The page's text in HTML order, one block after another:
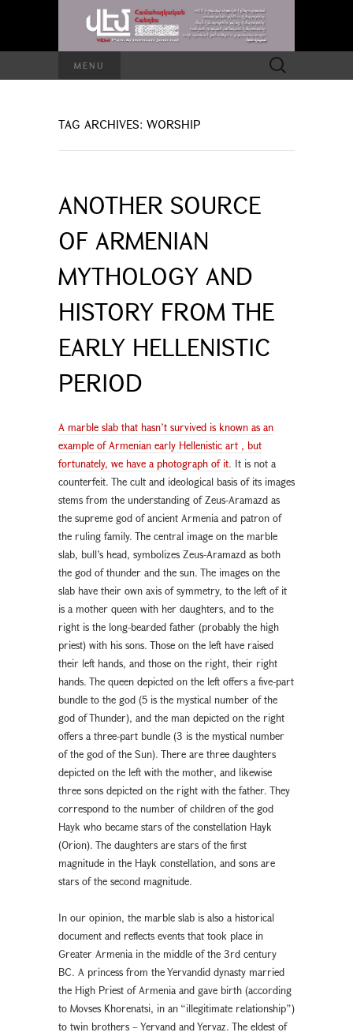
MENU
Search
for:
TAG ARCHIVES: WORSHIP
ANOTHER SOURCE
OF ARMENIAN
MYTHOLOGY AND
HISTORY FROM THE
EARLY HELLENISTIC
PERIOD
A marble slab that hasn’t survived is known as an
example of Armenian early Hellenistic art , but
fortunately, we have a photograph of it. It is not a
counterfeit. The cult and ideological basis of its images
stems from the understanding of Zeus-Aramazd as
the supreme god of ancient Armenia and patron of
the ruling family. The central image on the marble
slab, bull’s head, symbolizes Zeus-Aramazd as both
the god of thunder and the sun. The images on the
slab have their own axis of symmetry, to the left of it
is a mother queen with her daughters, and to the
right is the long-bearded father (probably the high
priest) with his sons. Those on the left have raised
their left hands, and those on the right, their right
hands. The queen depicted on the left offers a five-part
bundle to the god (5 is the mystical number of the
god of Thunder), and the man depicted on the right
offers a three-part bundle (3 is the mystical number
of the god of the Sun). There are three daughters
depicted on the left with the mother, and likewise
three sons depicted on the right with the father. They
correspond to the number of children of the god
Hayk who became stars of the constellation Hayk
(Orion). The daughters are stars of the first
magnitude in the Hayk constellation, and sons are
stars of the second magnitude.
In our opinion, the marble slab is also a historical
document and reflects events that took place in
Greater Armenia in the middle of the 3rd century
BC. A princess from the Yervandid dynasty married
the High Priest of Armenia and gave birth (according
to Movses Khorenatsi, in an “illegitimate relationship”)
to twin brothers – Yervand and Yervaz. The eldest of